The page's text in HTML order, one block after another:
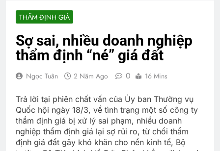
THẨM ĐỊNH GIÁ
Sợ sai, nhiều doanh nghiệp
thẩm định “né” giá đất
Ngọc Tuân 2 Năm Ago 0 16 Mins
Trả lời tại phiên chất vấn của Ủy ban Thường vụ
Quốc hội ngày 18/3, về tình trạng một số công ty
thẩm định giá bị xử lý sai phạm, nhiều doanh
nghiệp thẩm định giá lại sợ rủi ro, từ chối thẩm
định giá đất gây khó khăn cho nền kinh tế, Bộ